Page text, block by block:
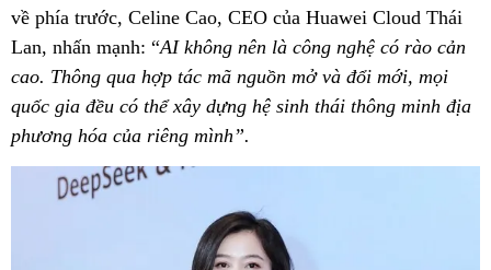
về phía trước, Celine Cao, CEO của Huawei Cloud Thái
Lan, nhấn mạnh: “AI không nên là công nghệ có rào cản
cao. Thông qua hợp tác mã nguồn mở và đổi mới, mọi
quốc gia đều có thể xây dựng hệ sinh thái thông minh địa
phương hóa của riêng mình”.